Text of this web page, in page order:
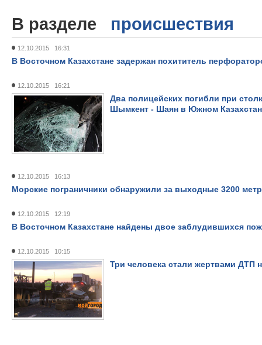
В разделе происшествия
12.10.2015 16:31
В Восточном Казахстане задержан похититель
12.10.2015 16:21
Два полицейских погибли при
Шымкент - Шаян в Южном
12.10.2015 16:13
Морские пограничники обнаружили за выходные 3200
12.10.2015 12:19
В Восточном Казахстане найдены двое заблудившихся
12.10.2015 10:15
Три человека стали жертвами ДТП